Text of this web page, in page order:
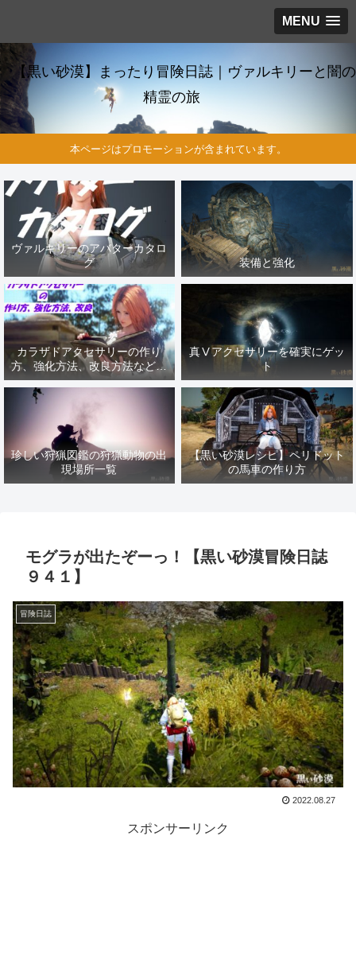
MENU
【黒い砂漠】まったり冒険日誌｜ヴァルキリーと闇の
精霊の旅
本ページはプロモーションが含まれています。
ヴァルキリーのアバターカタロ
グ
装備と強化
カラザドアクセサリーの作り
方、強化方法、改良方法などま
とめ【黒い砂漠冒険日誌１４１
真Ⅴアクセサリーを確実にゲッ
ト
珍しい狩猟図鑑の狩猟動物の出
現場所一覧
【黒い砂漠レシピ】ペリドット
の馬車の作り方
モグラが出たぞーっ！【黒い砂漠冒険日誌
９４１】
冒険日誌
2022.08.27
スポンサーリンク